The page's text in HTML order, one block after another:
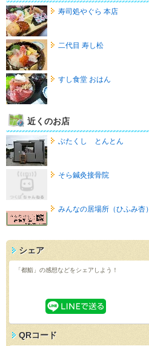
寿司処やぐら 本店
二代目 寿し松
すし食堂 おはん
近くのお店
ぶたくし とんとん
そら鍼灸接骨院
みんなの居場所（ひふみ杏）
シェア
「都鮨」の感想などをシェアしよう！
QRコード